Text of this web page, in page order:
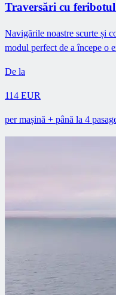
Traversări cu
Navigările noastre scurte și
modul perfect de a începe o
De la
114 EUR
per mașină + până la 4